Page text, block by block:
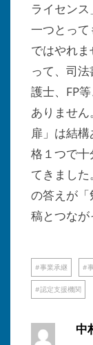
ライセン
一つとっ
ではやれ
って、司
護士、FP
ありませ
扉」は結
格１つで
てきまし
の答えが
稿とつなが
事業承継
認定支援機関
中